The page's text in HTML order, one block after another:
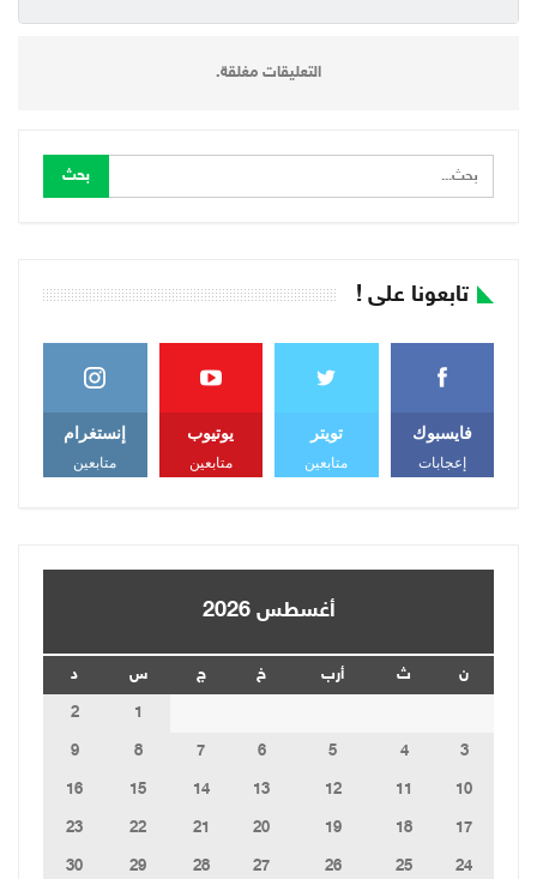
التعليقات مغلقة.
تابعونا على !
فايسبوك
إعجابات
تويتر
متابعين
يوتيوب
متابعين
إنستغرام
متابعين
أغسطس 2026
ن ث أرب خ ج س
د
1
2
3
4
5
6
7
8
9
10
11
12
13
14
15
16
17
18
19
20
21
22
23
24
25
26
27
28
29
30